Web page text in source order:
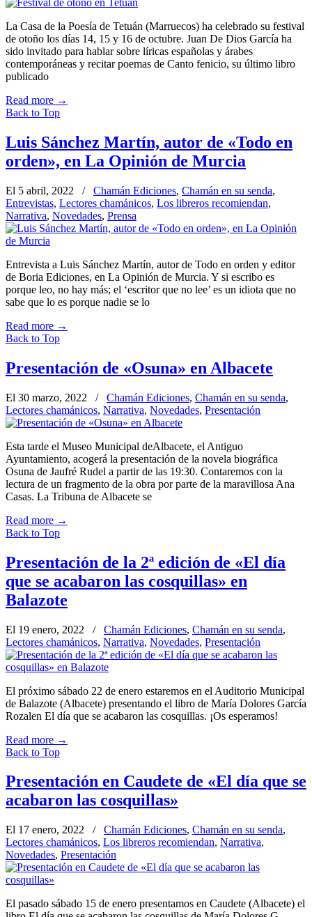
La Casa de la Poesía de Tetuán (Marruecos) ha celebrado su festival
de otoño los días 14, 15 y 16 de octubre. Juan De Dios García ha
sido invitado para hablar sobre líricas españolas y árabes
contemporáneas y recitar poemas de Canto fenicio, su último libro
publicado
Read more →
Back to Top
Luis Sánchez Martín, autor de «Todo en
orden», en La Opinión de Murcia
El 5 abril, 2022 / Chamán Ediciones, Chamán en su senda,
Entrevistas, Lectores chamánicos, Los libreros recomiendan,
Narrativa, Novedades, Prensa
Entrevista a Luis Sánchez Martín, autor de Todo en orden y editor
de Boria Ediciones, en La Opinión de Murcia. Y si escribo es
porque leo, no hay más; el ‘escritor que no lee’ es un idiota que no
sabe que lo es porque nadie se lo
Read more →
Back to Top
Presentación de «Osuna» en Albacete
El 30 marzo, 2022 / Chamán Ediciones, Chamán en su senda,
Lectores chamánicos, Narrativa, Novedades, Presentación
Esta tarde el Museo Municipal deAlbacete, el Antiguo
Ayuntamiento, acogerá la presentación de la novela biográfica
Osuna de Jaufré Rudel a partir de las 19:30. Contaremos con la
lectura de un fragmento de la obra por parte de la maravillosa Ana
Casas. La Tribuna de Albacete se
Read more →
Back to Top
Presentación de la 2ª edición de «El día
que se acabaron las cosquillas» en
Balazote
El 19 enero, 2022 / Chamán Ediciones, Chamán en su senda,
Lectores chamánicos, Narrativa, Novedades, Presentación
El próximo sábado 22 de enero estaremos en el Auditorio Municipal
de Balazote (Albacete) presentando el libro de María Dolores García
Rozalen El día que se acabaron las cosquillas. ¡Os esperamos!
Read more →
Back to Top
Presentación en Caudete de «El día que se
acabaron las cosquillas»
El 17 enero, 2022 / Chamán Ediciones, Chamán en su senda,
Lectores chamánicos, Los libreros recomiendan, Narrativa,
Novedades, Presentación
El pasado sábado 15 de enero presentamos en Caudete (Albacete) el